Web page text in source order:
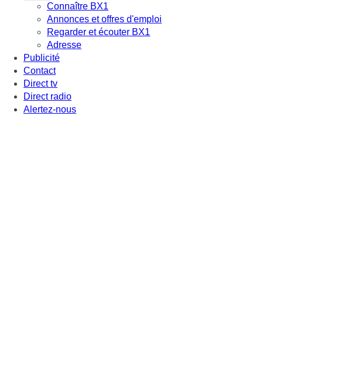
Connaître BX1
Annonces et offres d'emploi
Regarder et écouter BX1
Adresse
Publicité
Contact
Direct tv
Direct radio
Alertez-nous